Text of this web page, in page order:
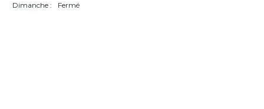
Dimanche :
Fermé